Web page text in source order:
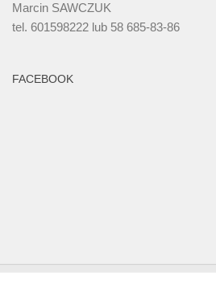
Marcin SAWCZUK
tel. 601598222 lub 58 685-83-86
FACEBOOK